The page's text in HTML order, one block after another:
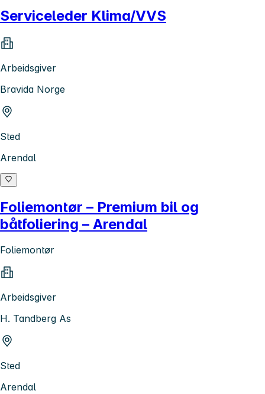
Serviceleder Klima/VVS
Arbeidsgiver
Bravida Norge
Sted
Arendal
Foliemontør – Premium bil og
båtfoliering – Arendal
Foliemontør
Arbeidsgiver
H. Tandberg As
Sted
Arendal